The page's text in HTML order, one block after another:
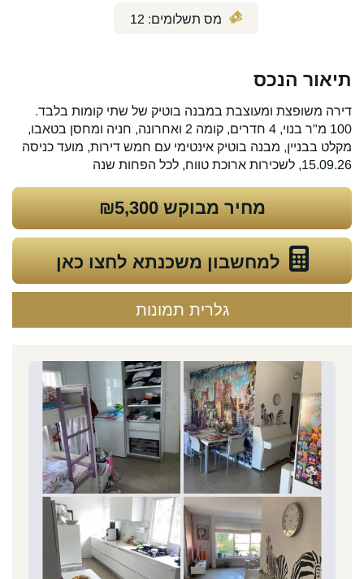
מס תשלומים: 12
תיאור הנכס
דירה משופצת ומעוצבת במבנה בוטיק של שתי קומות בלבד.
100 מ"ר בנוי, 4 חדרים, קומה 2 ואחרונה, חניה ומחסן בטאבו,
מקלט בבניין, מבנה בוטיק אינטימי עם חמש דירות, מועד כניסה
15.09.26, לשכירות ארוכת טווח, לכל הפחות שנה
מחיר מבוקש ₪5,300
למחשבון משכנתא לחצו כאן
גלרית תמונות